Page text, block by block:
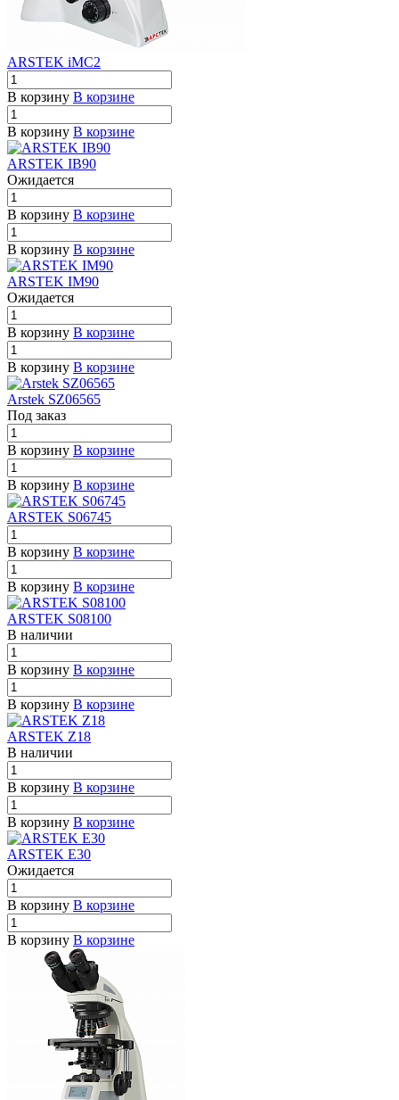
ARSTEK iMC2
В корзину В корзине
В корзину В корзине
ARSTEK IB90
Ожидается
В корзину В корзине
В корзину В корзине
ARSTEK IM90
Ожидается
В корзину В корзине
В корзину В корзине
Arstek SZ06565
Под заказ
В корзину В корзине
В корзину В корзине
ARSTEK S06745
В корзину В корзине
В корзину В корзине
ARSTEK S08100
В наличии
В корзину В корзине
В корзину В корзине
ARSTEK Z18
В наличии
В корзину В корзине
В корзину В корзине
ARSTEK E30
Ожидается
В корзину В корзине
В корзину В корзине